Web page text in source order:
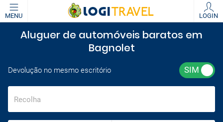
MENU LOGIN
Aluguer de automóveis baratos em
Bagnolet
Devolução no mesmo escritório
Recolha